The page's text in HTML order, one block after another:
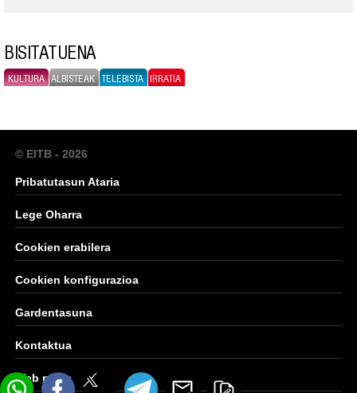
BISITATUENA
KULTURA ALBISTEAK TELEBISTA IRRATIA
© EITB - 2026
Pribatutasun Ataria
Lege Oharra
Cookien erabilera
Cookien konfigurazioa
Gardentasuna
Kontaktua
Web mapa